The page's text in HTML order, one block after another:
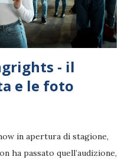
- il
e le foto
in apertura di stagione,
ha passato quell’audizione,